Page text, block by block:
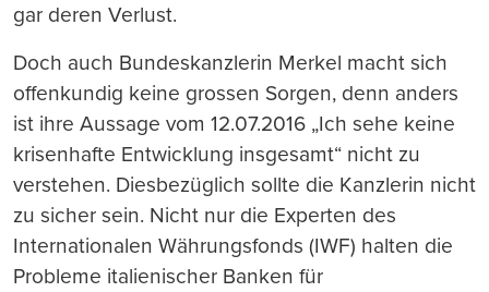
gar deren Verlust.
Doch auch Bundeskanzlerin Merkel macht sich
offenkundig keine grossen Sorgen, denn anders
ist ihre Aussage vom 12.07.2016 „Ich sehe keine
krisenhafte Entwicklung insgesamt“ nicht zu
verstehen. Diesbezüglich sollte die Kanzlerin nicht
zu sicher sein. Nicht nur die Experten des
Internationalen Währungsfonds (IWF) halten die
Probleme italienischer Banken für